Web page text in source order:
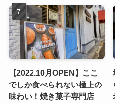
【2022.10月OPEN】ここ
でしか食べられない極上の
味わい！焼き菓子専門店